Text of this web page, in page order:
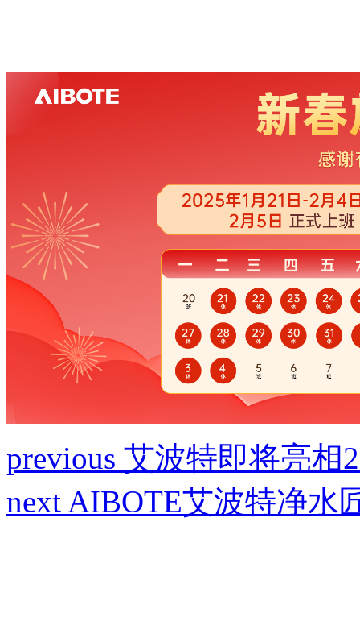
previous 艾波特即将亮相
next AIBOTE艾波特净水